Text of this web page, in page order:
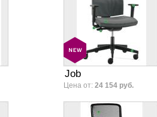
Job
Цена от: 24 154 руб.